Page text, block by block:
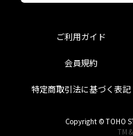
ご利用ガイド
会員規約
特定商取引法に基づく表記
Copyright © TOHO
TM